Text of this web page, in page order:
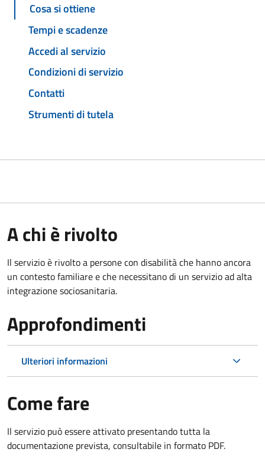
Cosa si ottiene
Tempi e scadenze
Accedi al servizio
Condizioni di servizio
Contatti
Strumenti di tutela
A chi è rivolto
Il servizio è rivolto a persone con disabilità che hanno ancora
un contesto familiare e che necessitano di un servizio ad alta
integrazione sociosanitaria.
Approfondimenti
Ulteriori informazioni
Come fare
Il servizio può essere attivato presentando tutta la
documentazione prevista, consultabile in formato PDF.